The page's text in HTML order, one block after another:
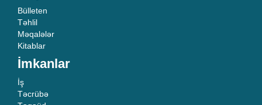
Bülleten
Təhlil
Məqalələr
Kitablar
İmkanlar
İş
Təcrübə